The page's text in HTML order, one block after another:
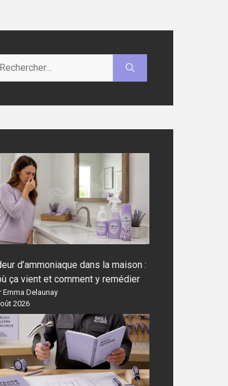
d’ammoniaque dans la maison :
ça vient et comment y remédier
Emma Delaunay
2026